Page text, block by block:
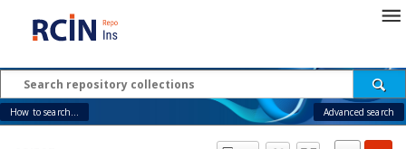
How to search... Advanced search